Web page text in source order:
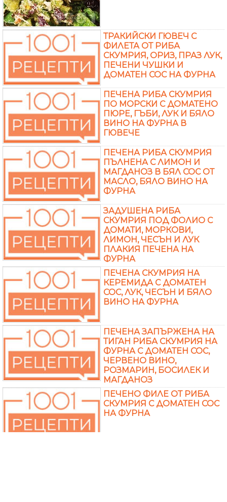
ТРАКИЙСКИ ГЮВЕЧ С
ФИЛЕТА ОТ РИБА
СКУМРИЯ, ОРИЗ, ПРАЗ ЛУК,
ПЕЧЕНИ ЧУШКИ И
ДОМАТЕН СОС НА ФУРНА
ПЕЧЕНА РИБА СКУМРИЯ
ПО МОРСКИ С ДОМАТЕНО
ПЮРЕ, ГЪБИ, ЛУК И БЯЛО
ВИНО НА ФУРНА В
ГЮВЕЧЕ
ПЕЧЕНА РИБА СКУМРИЯ
ПЪЛНЕНА С ЛИМОН И
МАГДАНОЗ В БЯЛ СОС ОТ
МАСЛО, БЯЛО ВИНО НА
ФУРНА
ЗАДУШЕНА РИБА
СКУМРИЯ ПОД ФОЛИО С
ДОМАТИ, МОРКОВИ,
ЛИМОН, ЧЕСЪН И ЛУК
ПЛАКИЯ ПЕЧЕНА НА
ФУРНА
ПЕЧЕНА СКУМРИЯ НА
КЕРЕМИДА С ДОМАТЕН
СОС, ЛУК, ЧЕСЪН И БЯЛО
ВИНО НА ФУРНА
ПЕЧЕНА ЗАПЪРЖЕНА НА
ТИГАН РИБА СКУМРИЯ НА
ФУРНА С ДОМАТЕН СОС,
ЧЕРВЕНО ВИНО,
РОЗМАРИН, БОСИЛЕК И
МАГДАНОЗ
ПЕЧЕНО ФИЛЕ ОТ РИБА
СКУМРИЯ С ДОМАТЕН СОС
НА ФУРНА